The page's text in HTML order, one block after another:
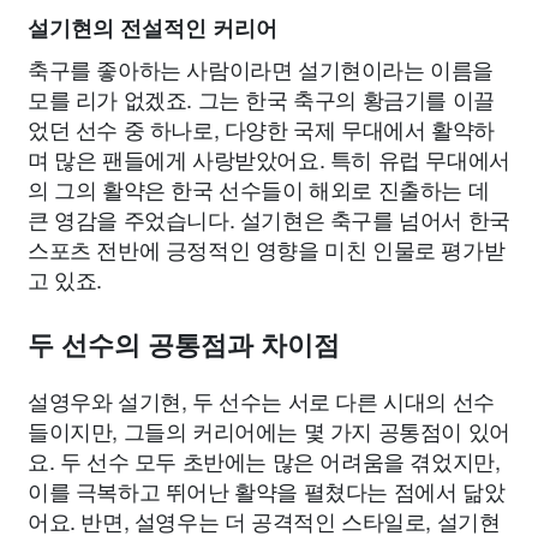
설기현의 전설적인 커리어
축구를 좋아하는 사람이라면 설기현이라는 이름을
모를 리가 없겠죠. 그는 한국 축구의 황금기를 이끌
었던 선수 중 하나로, 다양한 국제 무대에서 활약하
며 많은 팬들에게 사랑받았어요. 특히 유럽 무대에서
의 그의 활약은 한국 선수들이 해외로 진출하는 데
큰 영감을 주었습니다. 설기현은 축구를 넘어서 한국
스포츠 전반에 긍정적인 영향을 미친 인물로 평가받
고 있죠.
두 선수의 공통점과 차이점
설영우와 설기현, 두 선수는 서로 다른 시대의 선수
들이지만, 그들의 커리어에는 몇 가지 공통점이 있어
요. 두 선수 모두 초반에는 많은 어려움을 겪었지만,
이를 극복하고 뛰어난 활약을 펼쳤다는 점에서 닮았
어요. 반면, 설영우는 더 공격적인 스타일로, 설기현